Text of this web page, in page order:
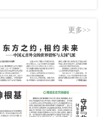
更多>>